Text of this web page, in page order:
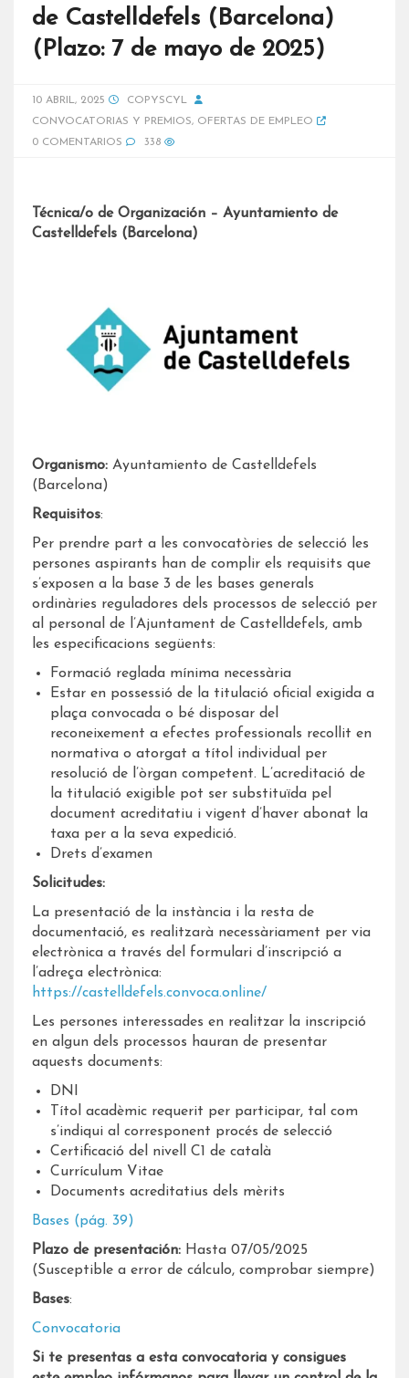
de Castelldefels (Barcelona)
(Plazo: 7 de mayo de 2025)
10 ABRIL, 2025
COPYSCYL
CONVOCATORIAS Y PREMIOS, OFERTAS DE EMPLEO
0 COMENTARIOS
338
Técnica/o de Organización – Ayuntamiento de
Castelldefels (Barcelona)
Organismo: Ayuntamiento de Castelldefels
(Barcelona)
Requisitos:
Per prendre part a les convocatòries de selecció les
persones aspirants han de complir els requisits que
s’exposen a la base 3 de les bases generals
ordinàries reguladores dels processos de selecció per
al personal de l’Ajuntament de Castelldefels, amb
les especificacions següents:
Formació reglada mínima necessària
Estar en possessió de la titulació oficial exigida a
plaça convocada o bé disposar del
reconeixement a efectes professionals recollit en
normativa o atorgat a títol individual per
resolució de l’òrgan competent. L’acreditació de
la titulació exigible pot ser substituïda pel
document acreditatiu i vigent d’haver abonat la
taxa per a la seva expedició.
Drets d’examen
Solicitudes:
La presentació de la instància i la resta de
documentació, es realitzarà necessàriament per via
electrònica a través del formulari d’inscripció a
l’adreça electrònica:
https://castelldefels.convoca.online/
Les persones interessades en realitzar la inscripció
en algun dels processos hauran de presentar
aquests documents:
DNI
Títol acadèmic requerit per participar, tal com
s’indiqui al corresponent procés de selecció
Certificació del nivell C1 de català
Currículum Vitae
Documents acreditatius dels mèrits
Bases (pág. 39)
Plazo de presentación: Hasta 07/05/2025
(Susceptible a error de cálculo, comprobar siempre)
Bases:
Convocatoria
Si te presentas a esta convocatoria y consigues